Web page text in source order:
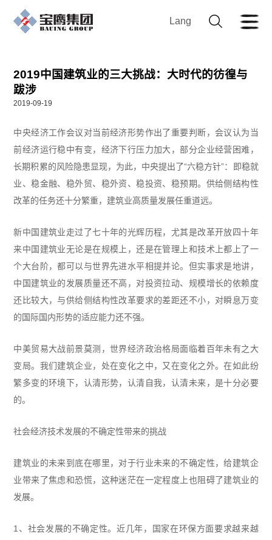
Lang
2019中国建筑业的三大挑战：大时代的彷徨与
跋涉
2019-09-19
中央经济工作会议对当前经济形势作出了重要判断，会议认为当
前经济运行稳中有变，经济下行压力加大，部分企业经营困难，
长期积累的风险隐患显现，为此，中央提出了“六稳方针”：即稳就
业、稳金融、稳外贸、稳外资、稳投资、稳预期。供给侧结构性
改革的任务还十分繁重，建筑业高质量发展任重道远。
新中国建筑业走过了七十年的光辉历程，尤其是改革开放四十年
来中国建筑业无论是在规模上，还是在管理上和技术上都上了一
个大台阶，都可以与世界先进水平相提并论。但实事求是地讲，
中国建筑业的发展质量还不高，对投资拉动、规模增长的依赖度
还比较大，与供给侧结构性改革要求的差距还不小，对瞬息万变
的国际国内形势的适应能力还不强。
中美贸易大战前景莫测，世界经济政治格局面临着百年未有之大
变局。我们建筑企业，处在变化之中，又在变化之外。在如此纷
繁多变的环境下，认清形势，认清自我，认清未来，是十分必要
的。
社会经济技术发展的不确定性带来的挑战
建筑业的未来到底在哪里，对于行业未来的不确定性，给建筑企
业带来了焦虑和恐慌，这种迷茫在一定程度上也阻碍了建筑业的
发展。
1、社会发展的不确定性。近几年，国家在环保方面要求越来越